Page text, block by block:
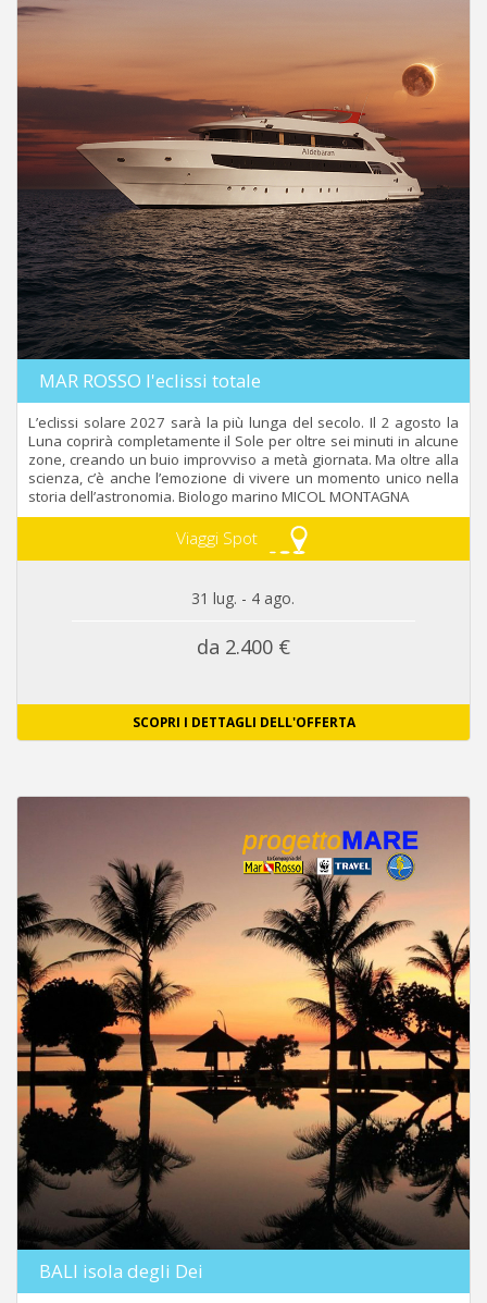
MAR ROSSO l'eclissi totale
L’eclissi solare 2027 sarà la più lunga del secolo. Il 2 agosto la
Luna coprirà completamente il Sole per oltre sei minuti in alcune
zone, creando un buio improvviso a metà giornata. Ma oltre alla
scienza, c’è anche l’emozione di vivere un momento unico nella
storia dell’astronomia. Biologo marino MICOL MONTAGNA
Viaggi Spot
31 lug. - 4 ago.
da 2.400 €
SCOPRI I DETTAGLI DELL'OFFERTA
BALI isola degli Dei